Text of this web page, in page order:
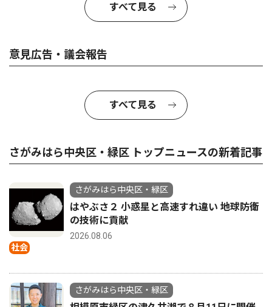
すべて見る
意見広告・議会報告
すべて見る
さがみはら中央区・緑区 トップニュースの新着記事
社会
さがみはら中央区・緑区
はやぶさ２ 小惑星と高速すれ違い 地球防衛
の技術に貢献
2026.08.06
さがみはら中央区・緑区